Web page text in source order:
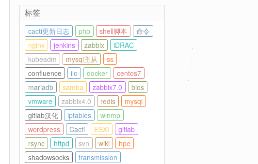
标签
cacti更新日志 php shell脚本
命令
nginx
jenkins zabbix
iDRAC
kubeadm
mysql主从
ss
confluence
ilo docker
centos7
mariadb
samba zabbix7.0
bios
vmware
zabbix4.0 redis
mysql
gitlab汉化
iptables
wlnmp
wordpress
Cacti ESXI
gitlab
rsync
httpd svn wiki
hpe
shadowsocks
transmission